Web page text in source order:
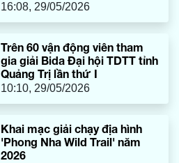
16:08, 29/05/2026
Trên 60 vận động viên tham
gia giải Bida Đại hội TDTT tỉnh
Quảng Trị lần thứ I
10:10, 29/05/2026
Khai mạc giải chạy địa hình
'Phong Nha Wild Trail' năm
2026